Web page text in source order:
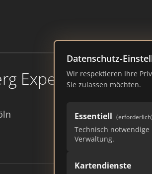
Datenschutz-
Wir respektieren Ihre
Sie zulassen möchten.
Essentiell (erforderlich)
Technisch notwendige
Verwaltung.
Kartendienste
Expedition der